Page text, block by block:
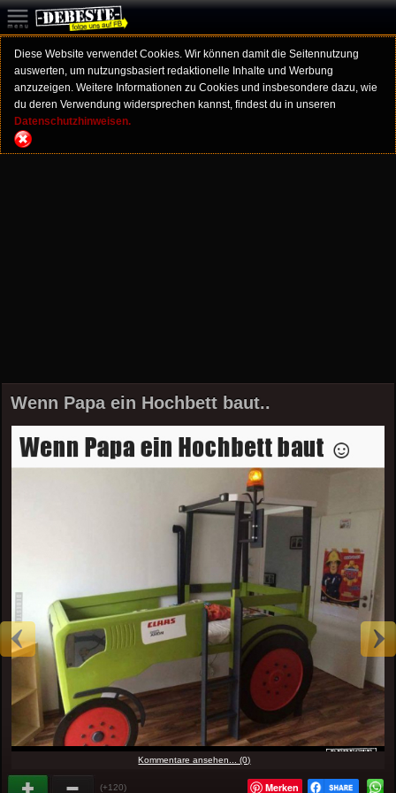
Diese Website verwendet Cookies. Wir können damit die Seitennutzung
auswerten, um nutzungsbasiert redaktionelle Inhalte und Werbung
anzuzeigen. Weitere Informationen zu Cookies und insbesondere dazu, wie
du deren Verwendung widersprechen kannst, findest du in unseren
Datenschutzhinweisen.
Wenn Papa ein Hochbett baut..
Kommentare ansehen... (0)
(+120) Merken